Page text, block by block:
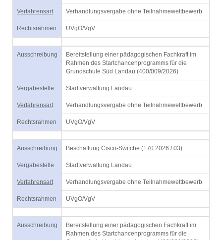
Verfahrensart Verhandlungsvergabe ohne Teilnahmewettbewerb
Rechtsrahmen UVgO/VgV
Ausschreibung
Bereitstellung einer pädagogischen Fachkraft im
Rahmen des Startchancenprogramms für die
Grundschule Süd Landau (400/009/2026)
Vergabestelle Stadtverwaltung Landau
Verfahrensart Verhandlungsvergabe ohne Teilnahmewettbewerb
Rechtsrahmen UVgO/VgV
Ausschreibung Beschaffung Cisco-Switche (170 2026 / 03)
Vergabestelle Stadtverwaltung Landau
Verfahrensart Verhandlungsvergabe ohne Teilnahmewettbewerb
Rechtsrahmen UVgO/VgV
Ausschreibung
Bereitstellung einer pädagogischen Fachkraft im
Rahmen des Startchancenprogramms für die